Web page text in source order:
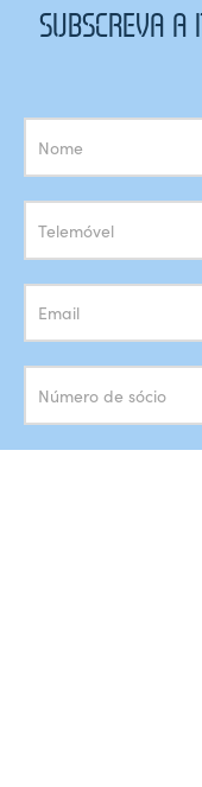
SUBSCREVA A
Subscrição
Newsletter
Concordo com o